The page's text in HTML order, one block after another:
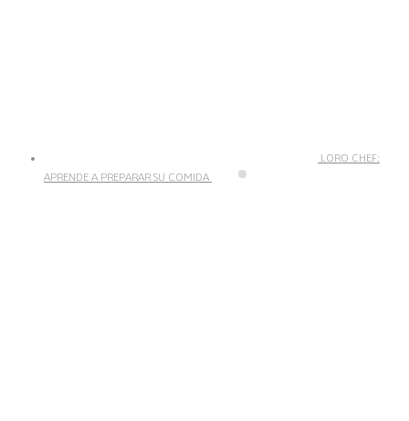
LORO CHEF:
APRENDE A PREPARAR SU COMIDA